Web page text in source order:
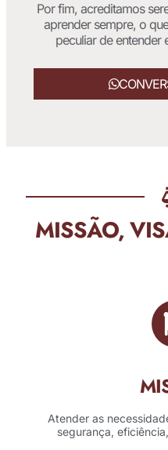
Por fim, acreditamos
aprender sempre, o
peculiar de entender
MISSÃO,
Atender as
segurança,